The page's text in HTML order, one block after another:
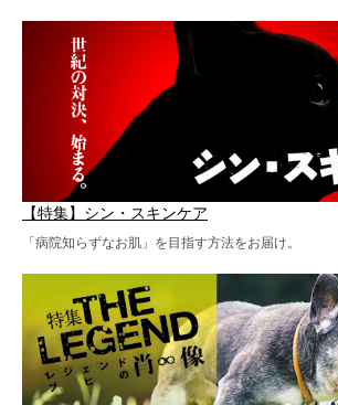
【特集】シン・スキンケア
「病院知らずなお肌」を目指す方法をお届け。